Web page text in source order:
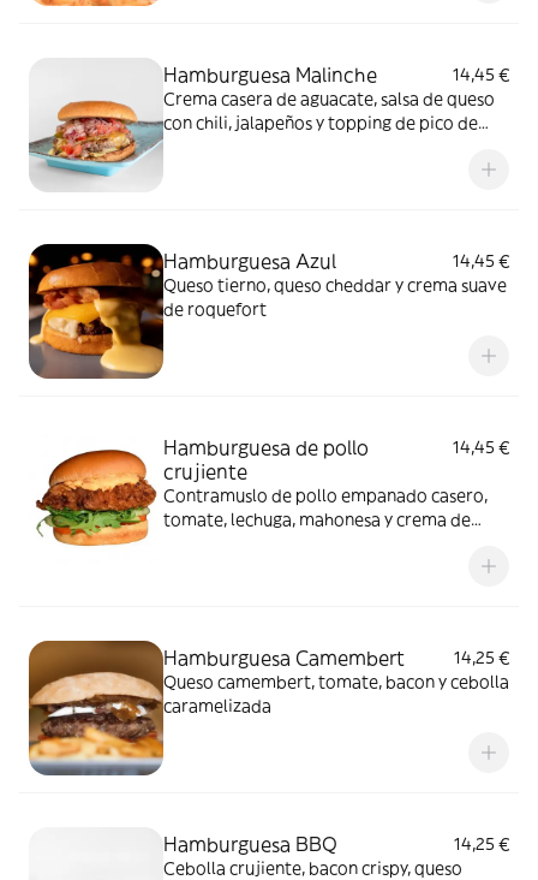
Hamburguesa Malinche
14,45 €
Crema casera de aguacate, salsa de queso
con chili, jalapeños y topping de pico de
Hamburguesa Azul
14,45 €
Queso tierno, queso cheddar y crema suave
de roquefort
Hamburguesa de pollo
crujiente
14,45 €
Contramuslo de pollo empanado casero,
tomate, lechuga, mahonesa y crema de
Hamburguesa Camembert
14,25 €
Queso camembert, tomate, bacon y cebolla
caramelizada
Hamburguesa BBQ
14,25 €
Cebolla crujiente, bacon crispy, queso